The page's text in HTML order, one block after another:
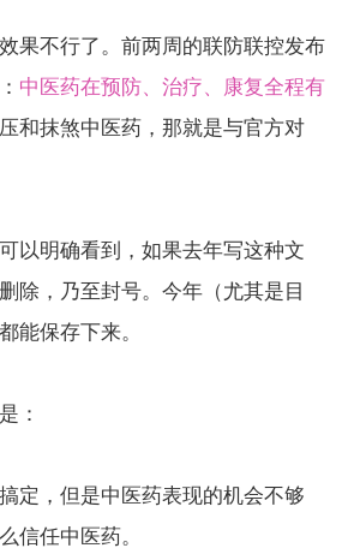
果不行了。前两周的联防联控发布
中医药在预防、治疗、康复全程有
和抹煞中医药，那就是与官方对
以明确看到，如果去年写这种文
除，乃至封号。今年（尤其是目
能保存下来。
：
定，但是中医药表现的机会不够
信任中医药。